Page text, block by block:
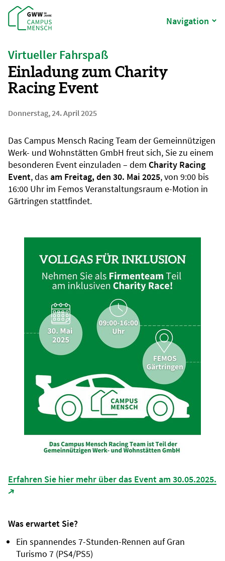
Navigation
Virtueller Fahrspaß
Einladung zum Charity
Racing Event
Donnerstag, 24. April 2025
Das Campus Mensch Racing Team der Gemeinnützigen
Werk- und Wohnstätten GmbH freut sich, Sie zu einem
besonderen Event einzuladen – dem Charity Racing
Event, das am Freitag, den 30. Mai 2025, von 9:00 bis
16:00 Uhr im Femos Veranstaltungsraum e-Motion in
Gärtringen stattfindet.
Erfahren Sie hier mehr über das Event am 30.05.2025.
(Link öffnet in neuem Tab)
Was erwartet Sie?
Ein spannendes 7-Stunden-Rennen auf Gran
Turismo 7 (PS4/PS5)